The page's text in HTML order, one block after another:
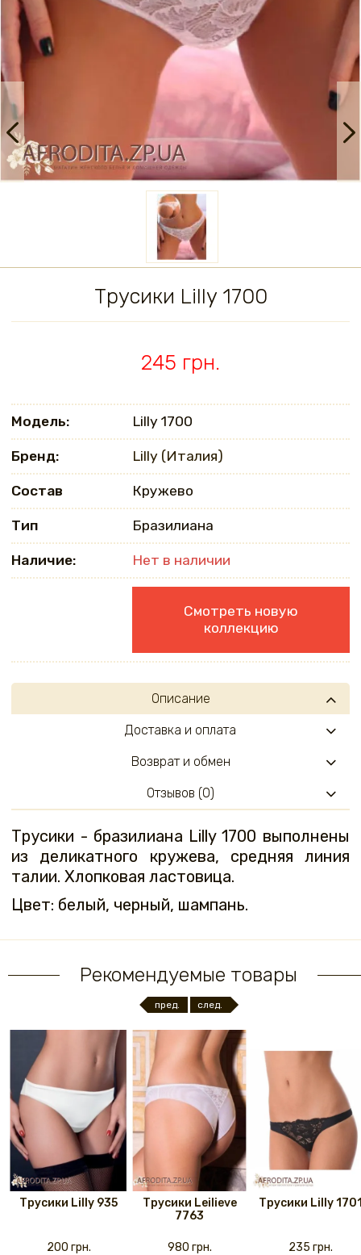
Трусики Lilly 1700
245 грн.
Модель: Lilly 1700
Бренд: Lilly (Италия)
Состав Кружево
Тип Бразилиана
Наличие: Нет в наличии
Смотреть новую
коллекцию
Описание
Трусики - бразилиана Lilly 1700 выполнены
из деликатного кружева, средняя линия
талии. Хлопковая ластовица.
Цвет: белый, черный, шампань.
Доставка и оплата
Возврат и обмен
Отзывов (0)
Рекомендуемые товары
пред. след.
Трусики Lilly 935
200 грн.
Трусики Leilieve
7763
980 грн.
Трусики Lilly
235 грн.